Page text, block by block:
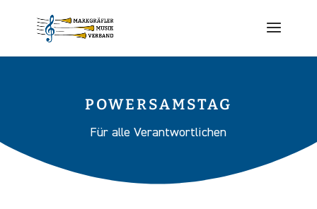
POWERSAMSTAG
Für alle Verantwortlichen